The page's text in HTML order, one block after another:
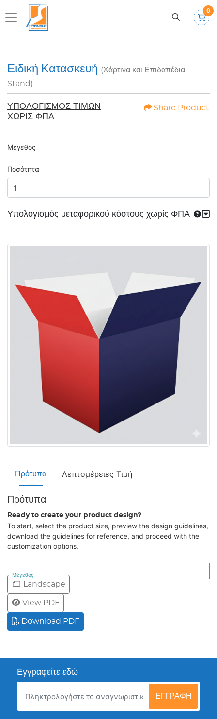
0
Ειδική Κατασκευή (Χάρτινα και Επιδαπέδια
Stand)
ΥΠΟΛΟΓΙΣΜΟΣ ΤΙΜΩΝ
ΧΩΡΙΣ ΦΠΑ
Share Product
Μέγεθος
Ποσότητα
Υπολογισμός μεταφορικού κόστους χωρίς ΦΠΑ
Πρότυπα Λεπτομέρειες Τιμή
Πρότυπα
Ready to create your product design?
To start, select the product size, preview the design guidelines,
download the guidelines for reference, and proceed with the
customization options.
Μέγεθος
Landscape
View PDF
Download PDF
Εγγραφείτε εδώ
ΕΓΓΡΑΦΉ